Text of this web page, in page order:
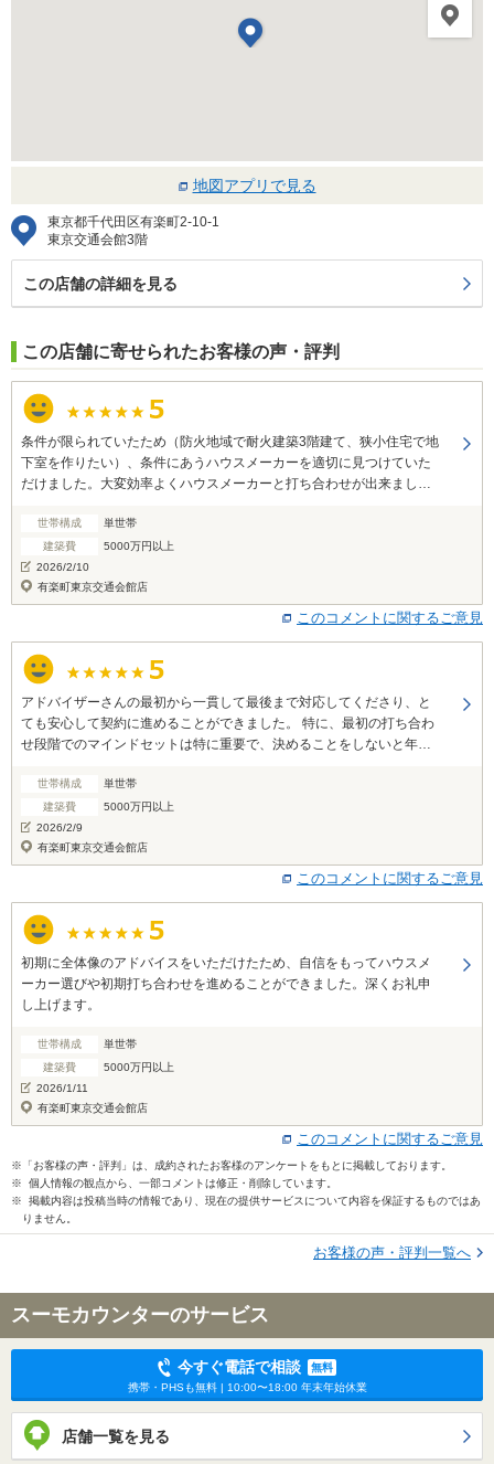
地図アプリで見る
東京都千代田区有楽町2-10-1
東京交通会館3階
この店舗の詳細を見る
この店舗に寄せられたお客様の声・評判
条件が限られていたため（防火地域で耐火建築3階建て、狭小住宅で地
下室を作りたい）、条件にあうハウスメーカーを適切に見つけていた
だけました。大変効率よくハウスメーカーと打ち合わせが出来まし
世帯構成
単世帯
建築費
5000万円以上
2026/2/10
有楽町東京交通会館店
このコメントに関するご意見
アドバイザーさんの最初から一貫して最後まで対応してくださり、と
ても安心して契約に進めることができました。 特に、最初の打ち合わ
せ段階でのマインドセットは特に重要で、決めることをしないと年単
ています。 また、他の方もアドバイザーさん不在時に対応してくださ
り本当に助かりました。
世帯構成
単世帯
建築費
5000万円以上
2026/2/9
有楽町東京交通会館店
このコメントに関するご意見
初期に全体像のアドバイスをいただけたため、自信をもってハウスメ
ーカー選びや初期打ち合わせを進めることができました。深くお礼申
し上げます。
世帯構成
単世帯
建築費
5000万円以上
2026/1/11
有楽町東京交通会館店
このコメントに関するご意見
※「お客様の声・評判」は、成約されたお客様のアンケートをもとに掲載しております。
※ 個人情報の観点から、一部コメントは修正・削除しています。
※ 掲載内容は投稿当時の情報であり、現在の提供サービスについて内容を保証するものではあ
りません。
お客様の声・評判一覧へ
スーモカウンターのサービス
今すぐ電話で相談
無料
携帯・PHSも無料 | 10:00〜18:00 年末年始休業
店舗一覧を見る